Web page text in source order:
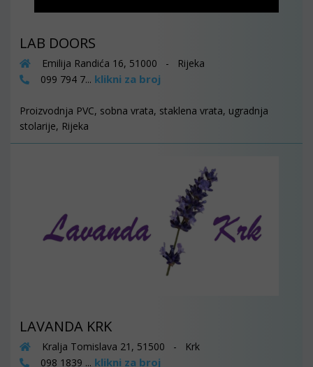
LAB DOORS
Emilija Randića 16, 51000 - Rijeka
099 794 7... klikni za broj
Proizvodnja PVC, sobna vrata, staklena vrata, ugradnja
stolarije, Rijeka
LAVANDA KRK
Kralja Tomislava 21, 51500 - Krk
098 1839 ... klikni za broj